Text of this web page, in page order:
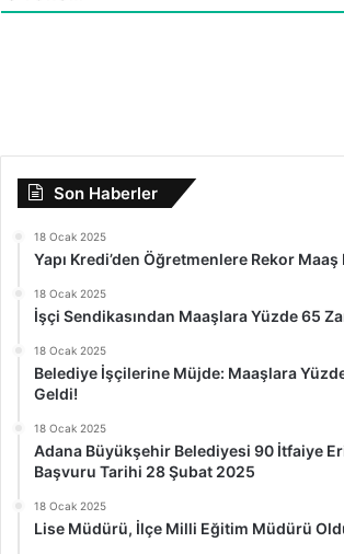
Son Haberler
18 Ocak 2025
Yapı Kredi’den Öğretmenlere Rekor
18 Ocak 2025
İşçi Sendikasından Maaşlara Yüzde 65
18 Ocak 2025
Belediye İşçilerine Müjde: Maaşlara
Geldi!
18 Ocak 2025
Adana Büyükşehir Belediyesi 90 İtfaiye
Başvuru Tarihi 28 Şubat 2025
18 Ocak 2025
Lise Müdürü, İlçe Milli Eğitim Müdürü